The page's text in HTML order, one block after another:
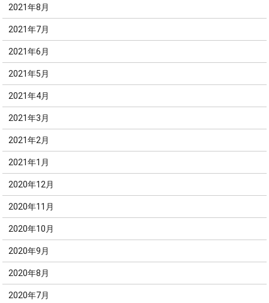
2021年8月
2021年7月
2021年6月
2021年5月
2021年4月
2021年3月
2021年2月
2021年1月
2020年12月
2020年11月
2020年10月
2020年9月
2020年8月
2020年7月